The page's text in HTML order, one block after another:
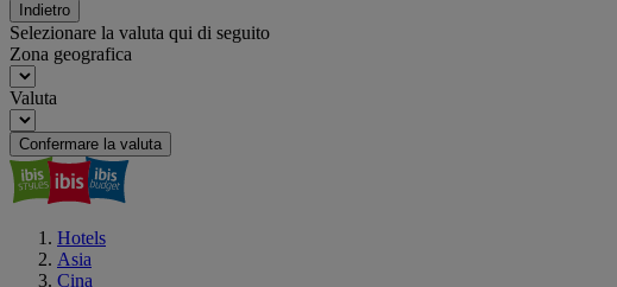
Indietro
Selezionare la valuta qui di seguito
Zona geografica
Valuta
Confermare la valuta
Hotels
Asia
Cina